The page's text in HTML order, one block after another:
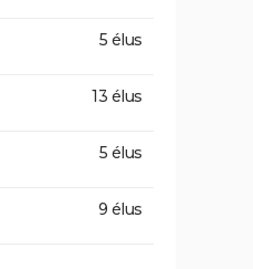
5 élus
13 élus
5 élus
9 élus